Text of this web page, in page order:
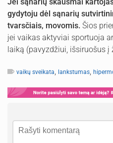
gydytoju dėl sąnarių
tvarsčiais, movomis. Šios
jei vaikas aktyviai sportuoja
laiką (pavyzdžiui, išsiruošus į
vaikų sveikata lankstumas